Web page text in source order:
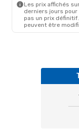
Les prix affichés
derniers jours
pas un prix
peuvent être